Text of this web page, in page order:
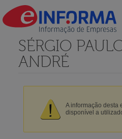
SÉRGIO
ANDRÉ
A informação desta
disponível a